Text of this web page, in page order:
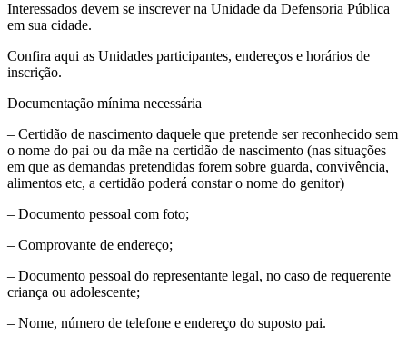
Interessados devem se inscrever na Unidade da Defensoria Pública
em sua cidade.
Confira aqui as Unidades participantes, endereços e horários de
inscrição.
Documentação mínima necessária
– Certidão de nascimento daquele que pretende ser reconhecido sem
o nome do pai ou da mãe na certidão de nascimento (nas situações
em que as demandas pretendidas forem sobre guarda, convivência,
alimentos etc, a certidão poderá constar o nome do genitor)
– Documento pessoal com foto;
– Comprovante de endereço;
– Documento pessoal do representante legal, no caso de requerente
criança ou adolescente;
– Nome, número de telefone e endereço do suposto pai.